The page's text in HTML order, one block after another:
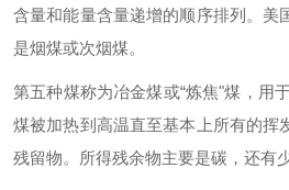
含量和能量含量递增的顺序排列。美
是烟煤或次烟煤。
第五种煤称为冶金煤或“炼焦"煤，用
煤被加热到高温直至基本上所有的挥
残留物。所得残余物主要是碳，还有